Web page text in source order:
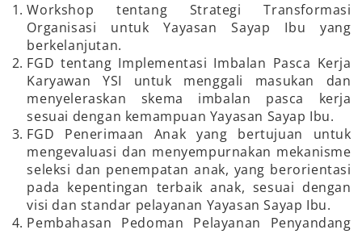
Workshop tentang Strategi Transformasi
Organisasi untuk Yayasan Sayap Ibu yang
berkelanjutan.
FGD tentang Implementasi Imbalan Pasca Kerja
Karyawan YSI untuk menggali masukan dan
menyeleraskan skema imbalan pasca kerja
sesuai dengan kemampuan Yayasan Sayap Ibu.
FGD Penerimaan Anak yang bertujuan untuk
mengevaluasi dan menyempurnakan mekanisme
seleksi dan penempatan anak, yang berorientasi
pada kepentingan terbaik anak, sesuai dengan
visi dan standar pelayanan Yayasan Sayap Ibu.
Pembahasan Pedoman Pelayanan Penyandang